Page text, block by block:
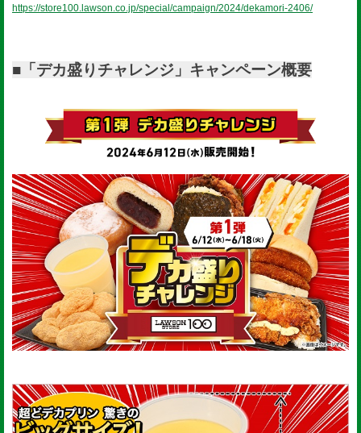
https://store100.lawson.co.jp/special/campaign/2024/dekamori-2406/
■「デカ盛りチャレンジ」キャンペーン概要